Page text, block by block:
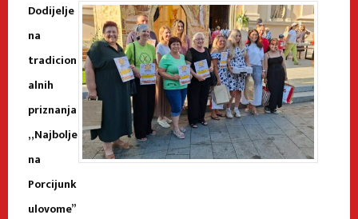
Dodijelje
na
tradicion
alnih
priznanja
„Najbolje
na
Porcijunk
ulovome”